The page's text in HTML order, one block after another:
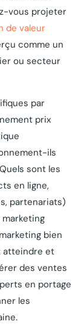
vous projeter
de valeur
comme un
ou secteur
par
prix
ils
sont les
en ligne,
partenariats)
bien
atteindre et
des ventes
en portage
les